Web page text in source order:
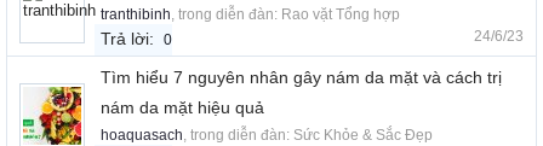
tranthibinh , trong diễn đàn: Rao vặt Tổng hợp
Trả lời: 0 24/6/23
Tìm hiểu 7 nguyên nhân gây nám da mặt và cách trị
nám da mặt hiệu quả
hoaquasach , trong diễn đàn: Sức Khỏe & Sắc Đẹp